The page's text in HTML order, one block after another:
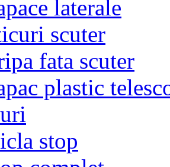
laterale
scuter
fata scuter
plastic
stop